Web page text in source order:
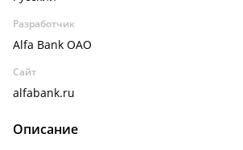
Разработчик
Alfa Bank OAO
Сайт
alfabank.ru
Описание